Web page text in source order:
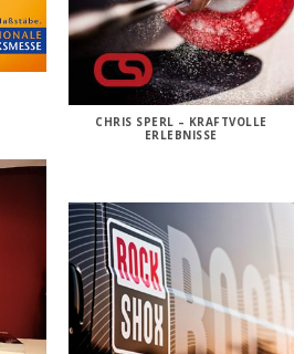
CHRIS SPERL – KRAFTVOLLE
ERLEBNISSE